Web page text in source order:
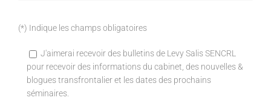
(*) Indique les champs obligatoires
J'aimerai recevoir des bulletins de Levy Salis SENCRL
pour recevoir des informations du cabinet, des nouvelles &
blogues transfrontalier et les dates des prochains
séminaires.